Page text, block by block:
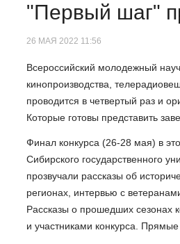
"Первый шаг"
26 МАЯ 2022 11:56
Всероссийский молодежный
кинопроизводства,
проводится в четвертый раз и
Которые готовы представить
Финал конкурса (26-28 мая) в
Сибирского государственного
прозвучали рассказы об
регионах, интервью с
Рассказы о прошедших сезонах
и участниками конкурса.